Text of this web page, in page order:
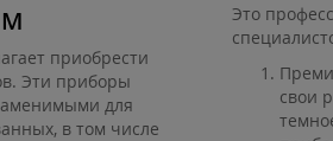
приобрести
Эти приборы
для
в том числе
Это
свои